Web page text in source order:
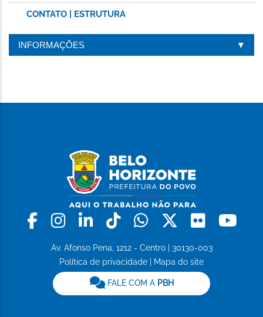
CONTATO | ESTRUTURA
INFORMAÇÕES
Facebook
Instagram
LinkedinTiktokWhatsapp
X Flickr
Av. Afonso Pena, 1212 - Centro | 30130-003
Política de privacidade
Mapa do site
FALE COM A PBH